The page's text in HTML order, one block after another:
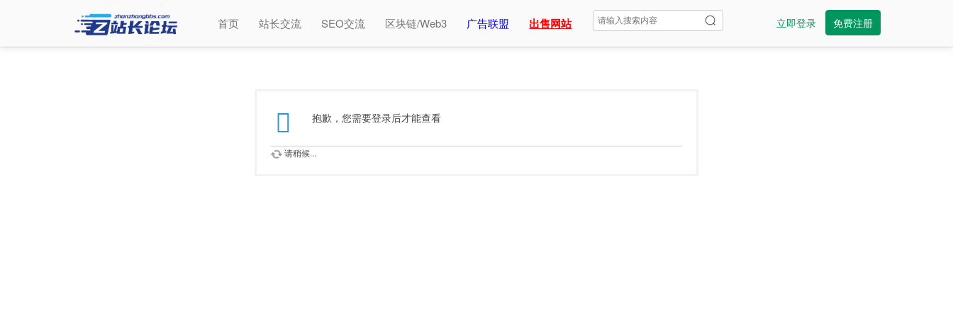
首页 站长交流 SEO交流 区块链/Web3 广告联盟 出售网站 立即登录 免费注册
抱歉，您需要登录后才能查看
请稍候...